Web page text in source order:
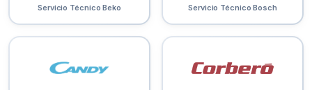
Servicio Técnico Beko Servicio Técnico Bosch